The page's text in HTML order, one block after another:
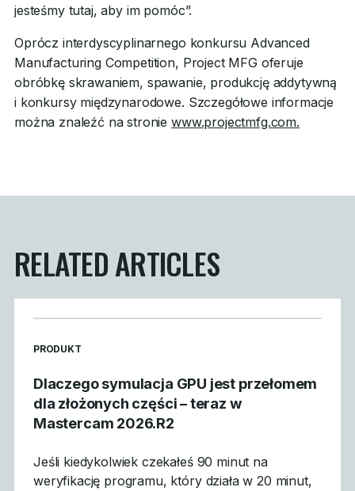
jesteśmy tutaj, aby im pomóc”.
Oprócz interdyscyplinarnego konkursu Advanced
Manufacturing Competition, Project MFG oferuje
obróbkę skrawaniem, spawanie, produkcję addytywną
i konkursy międzynarodowe. Szczegółowe informacje
można znaleźć na stronie www.projectmfg.com.
RELATED ARTICLES
READ MORE ARTICLES ABOUT
PRODUKT
Dlaczego symulacja GPU jest przełomem
dla złożonych części – teraz w
Mastercam 2026.R2
Jeśli kiedykolwiek czekałeś 90 minut na
weryfikację programu, który działa w 20 minut,